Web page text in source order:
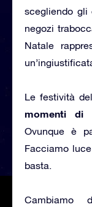
scegliendo gli
negozi
Natale
Le festività
momenti di
Ovunque è
Facciamo
basta.
Cambiamo